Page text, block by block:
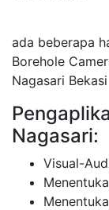
ada beberapa
Borehole
Nagasari Bekasi
Nagasari:
Visual-